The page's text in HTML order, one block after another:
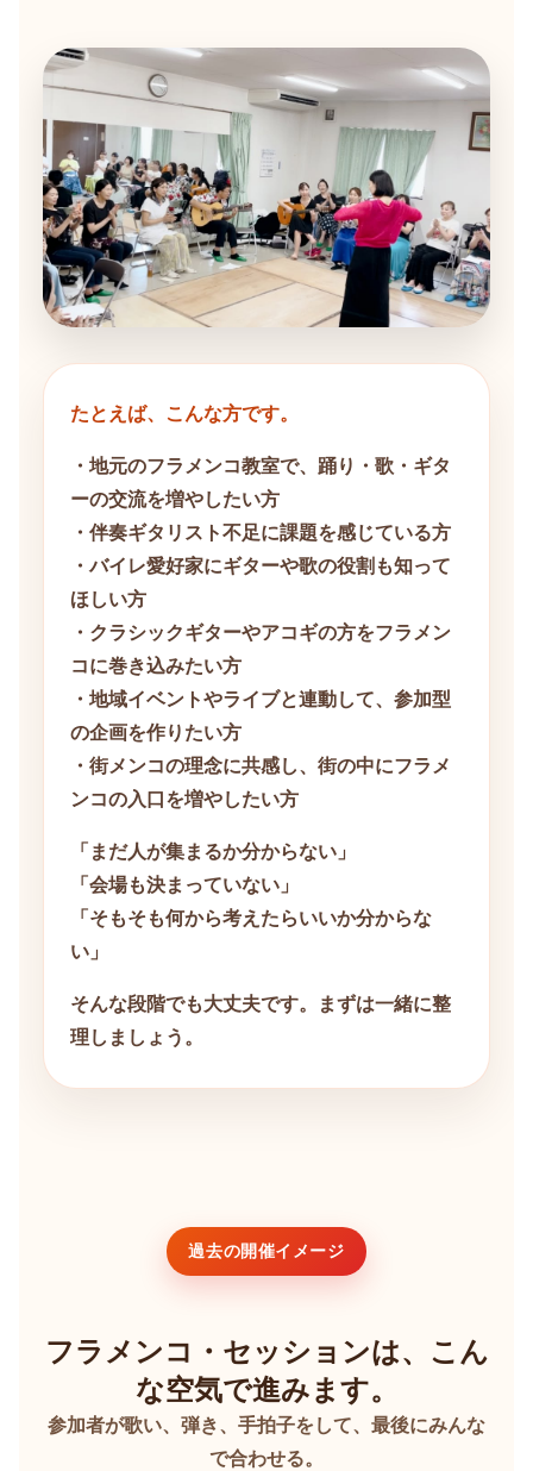
たとえば、こんな方です。
・地元のフラメンコ教室で、踊り・歌・ギタ
ーの交流を増やしたい方
・伴奏ギタリスト不足に課題を感じている方
・バイレ愛好家にギターや歌の役割も知って
ほしい方
・クラシックギターやアコギの方をフラメン
コに巻き込みたい方
・地域イベントやライブと連動して、参加型
の企画を作りたい方
・街メンコの理念に共感し、街の中にフラメ
ンコの入口を増やしたい方
「まだ人が集まるか分からない」
「会場も決まっていない」
「そもそも何から考えたらいいか分からな
い」
そんな段階でも大丈夫です。まずは一緒に整
理しましょう。
過去の開催イメージ
フラメンコ・セッションは、こん
な空気で進みます。
参加者が歌い、弾き、手拍子をして、最後にみんな
で合わせる。